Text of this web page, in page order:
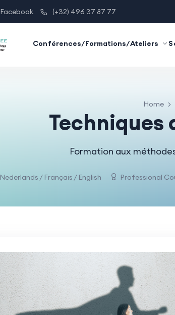
Facebook (+32) 496 37 87 77
Conférences/Formations/Ateliers
Home
Formation aux
Nederlands / Français / English Professional